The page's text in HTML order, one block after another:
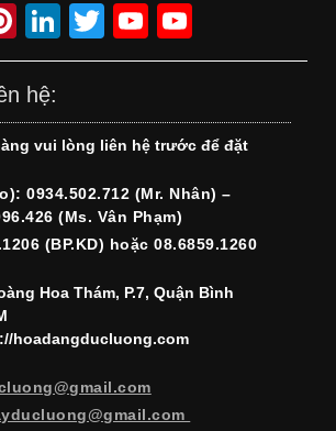
Pi
nt
er
e
st
Li
n
e
dI
n
T
wi
er
Y
o
T
u
b
e
o
T
u
b
e
h
hệ:
vui lòng liên hệ trước để đặt
0934.502.712 (Mr. Nhân) –
(Ms. Vân Phạm)
(BP.KD) hoặc 08.6859.1260
Hoa Thám, P.7, Quận Bình
hoadangducluong.com